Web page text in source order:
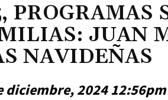
PROGRAMAS
JUAN
NAVIDEÑAS
diciembre, 2024 12:56pm